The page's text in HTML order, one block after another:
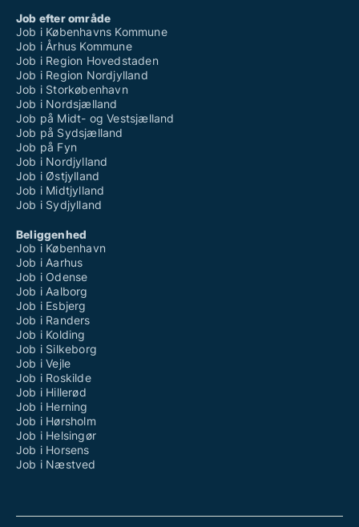
Job efter område
Job i Københavns Kommune
Job i Århus Kommune
Job i Region Hovedstaden
Job i Region Nordjylland
Job i Storkøbenhavn
Job i Nordsjælland
Job på Midt- og Vestsjælland
Job på Sydsjælland
Job på Fyn
Job i Nordjylland
Job i Østjylland
Job i Midtjylland
Job i Sydjylland
Beliggenhed
Job i København
Job i Aarhus
Job i Odense
Job i Aalborg
Job i Esbjerg
Job i Randers
Job i Kolding
Job i Silkeborg
Job i Vejle
Job i Roskilde
Job i Hillerød
Job i Herning
Job i Hørsholm
Job i Helsingør
Job i Horsens
Job i Næstved